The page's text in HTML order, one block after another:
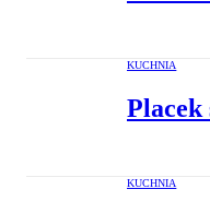
KUCHNIA
Placek
KUCHNIA